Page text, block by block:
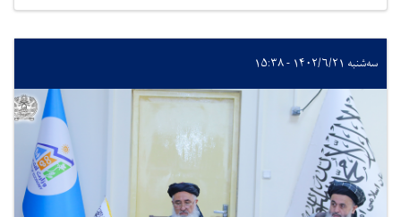
سه‌شنبه ۱۴۰۲/۶/۲۱ - ۱۵:۳۸